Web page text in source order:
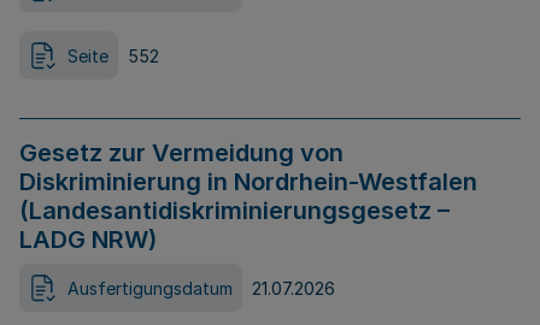
Seite 552
Gesetz zur Vermeidung von
Diskriminierung in Nordrhein-Westfalen
(Landesantidiskriminierungsgesetz –
LADG NRW)
Ausfertigungsdatum 21.07.2026